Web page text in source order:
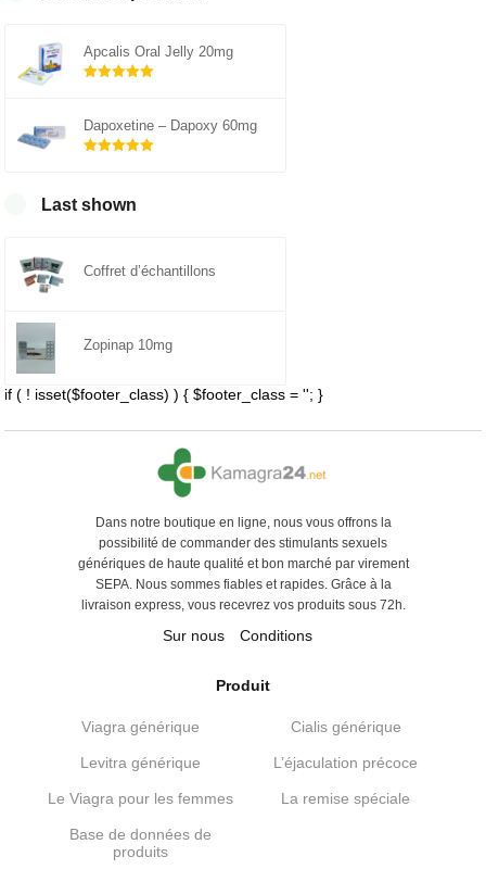
Apcalis Oral Jelly 20mg
Dapoxetine – Dapoxy 60mg
Last shown
Coffret d’échantillons
Zopinap 10mg
if ( ! isset($footer_class) ) { $footer_class = ''; }
Dans notre boutique en ligne, nous vous offrons la
possibilité de commander des stimulants sexuels
génériques de haute qualité et bon marché par virement
SEPA. Nous sommes fiables et rapides. Grâce à la
livraison express, vous recevrez vos produits sous 72h.
Sur nous Conditions
Produit
Viagra générique Cialis générique
Levitra générique L’éjaculation précoce
Le Viagra pour les femmes La remise spéciale
Base de données de
produits